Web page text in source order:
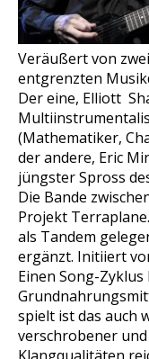
Veräußert von
entgrenzten
Der eine, Elliott
(Mathematiker,
der andere, Eric
jüngster Spross
Die Bande
Projekt
als Tandem
ergänzt. Initiiert
Einen Song-
spielt ist das auch
verschrobener